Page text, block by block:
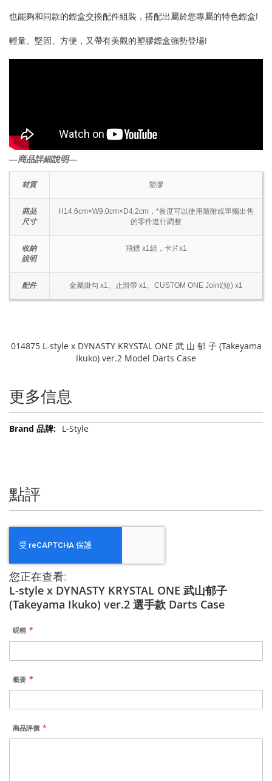
也能夠和同款的鏢盒交換配件組裝，搭配出屬於您專屬的特色鏢盒!
輕量、堅固、方便，又帶有美觀的塑膠鏢盒強勢登場!
―商品詳細說明―
材質 塑膠
商品
尺寸
H14.6cm×W9.0cm×D4.2cm，*長度可以使用隨附或單獨出售
的零件進行調整
收納
說明
飛鏢 x1組，卡片x1
配件 金屬掛勾 x1、止滑帶 x1、CUSTOM ONE Joint(短) x1
014875 L-style x DYNASTY KRYSTAL ONE 武 山 郁 子 (Takeyama
Ikuko) ver.2 Model Darts Case
更多信息
更
L-Style
點評
您正在查看:
L-style x DYNASTY KRYSTAL ONE 武山郁子
(Takeyama Ikuko) ver.2 選手款 Darts Case
昵稱
概要
商品評價